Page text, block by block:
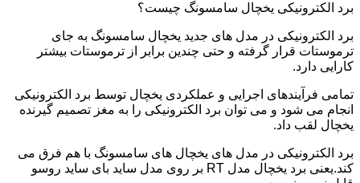
برد الکترونیکی یخچال سامسونگ چیست؟
برد الکترونیکی در مدل های جدید یخچال سامسونگ به جای
ترموستات قرار گرفته و حتی چندین برابر از ترموستات بیشتر
کارایی دارد.
تمامی فرآیندهای اجرایی و عملکردی یخچال توسط برد الکترونیکی
انجام می شود و می توان برد الکترونیکی را به مغز تصمیم گیرنده
یخچال لقب داد.
برد الکترونیکی در مدل های یخچال های سامسونگ با هم فرق می
کند.یعنی برد یخچال مدل RT بر روی مدل ساید بای ساید روسو